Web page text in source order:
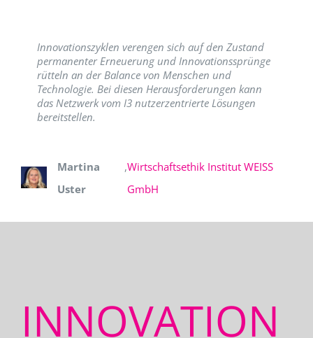
Innovationszyklen verengen sich auf den Zustand
permanenter Erneuerung und Innovationssprünge
rütteln an der Balance von Menschen und
Technologie. Bei diesen Herausforderungen kann
das Netzwerk vom I3 nutzerzentrierte Lösungen
bereitstellen.
Martina
Uster
,Wirtschaftsethik Institut WEISS
GmbH
INNOVATION